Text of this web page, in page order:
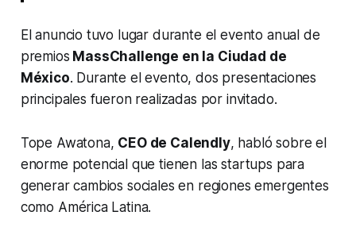
El anuncio tuvo lugar durante el evento anual de
premios MassChallenge en la Ciudad de
México. Durante el evento, dos presentaciones
principales fueron realizadas por invitado.
Tope Awatona, CEO de Calendly, habló sobre el
enorme potencial que tienen las startups para
generar cambios sociales en regiones emergentes
como América Latina.